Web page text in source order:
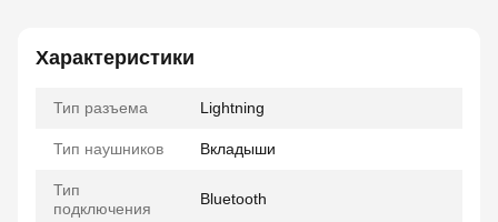
Характеристики
Тип разъема Lightning
Тип наушников Вкладыши
Тип
подключения
Bluetooth